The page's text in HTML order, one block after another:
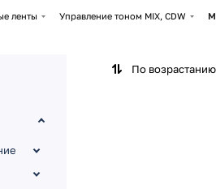
ленты Управление тоном MIX, CDW
По